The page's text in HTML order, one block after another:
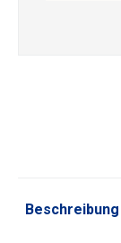
Beschreibung